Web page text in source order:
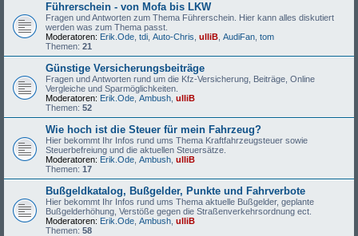
Führerschein - von Mofa bis LKW
Fragen und Antworten zum Thema Führerschein. Hier kann alles diskutiert
werden was zum Thema passt.
Moderatoren: Erik.Ode tdi Auto-Chris ulliB AudiFan tom
Themen: 21
Günstige Versicherungsbeiträge
Fragen und Antworten rund um die Kfz-Versicherung, Beiträge, Online
Vergleiche und Sparmöglichkeiten.
Moderatoren: Erik.Ode Ambush ulliB
Themen: 52
Wie hoch ist die Steuer für mein Fahrzeug?
Hier bekommt Ihr Infos rund ums Thema Kraftfahrzeugsteuer sowie
Steuerbefreiung und die aktuellen Steuersätze.
Moderatoren: Erik.Ode Ambush ulliB
Themen: 17
Bußgeldkatalog, Bußgelder, Punkte und Fahrverbote
Hier bekommt Ihr Infos rund ums Thema aktuelle Bußgelder, geplante
Bußgelderhöhung, Verstöße gegen die Straßenverkehrsordnung ect.
Moderatoren: Erik.Ode Ambush ulliB
Themen: 58